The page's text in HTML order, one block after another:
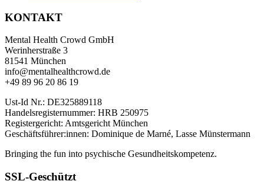
KONTAKT
Mental Health Crowd GmbH
Werinherstraße 3
81541 München
info@mentalhealthcrowd.de
+49 89 96 20 86 19
Ust-Id Nr.: DE325889118
Handelsregisternummer: HRB 250975
Registergericht: Amtsgericht München
Geschäftsführer:innen: Dominique de Marné, Lasse Münstermann
Bringing the fun into psychische Gesundheitskompetenz.
SSL-Geschützt